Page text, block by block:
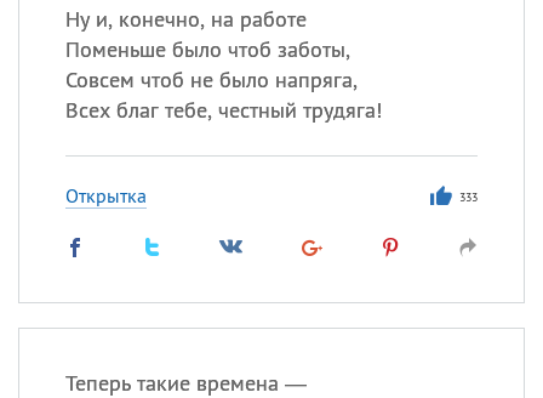
Ну и, конечно, на работе
Поменьше было чтоб заботы,
Совсем чтоб не было напряга,
Всех благ тебе, честный трудяга!
Открытка 333
Теперь такие времена —